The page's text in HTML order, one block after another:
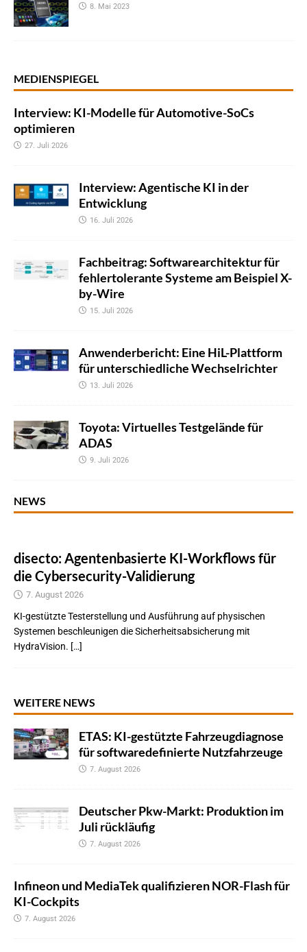
8. Mai 2023
MEDIENSPIEGEL
Interview: KI-Modelle für Automotive-SoCs
optimieren
27. Juli 2026
Interview: Agentische KI in der
Entwicklung
16. Juli 2026
Fachbeitrag: Softwarearchitektur für
fehlertolerante Systeme am Beispiel X-
by-Wire
15. Juli 2026
Anwenderbericht: Eine HiL-Plattform
für unterschiedliche Wechselrichter
13. Juli 2026
Toyota: Virtuelles Testgelände für
ADAS
9. Juli 2026
NEWS
disecto: Agentenbasierte KI-Workflows für
die Cybersecurity-Validierung
7. August 2026
KI-gestützte Testerstellung und Ausführung auf physischen
Systemen beschleunigen die Sicherheitsabsicherung mit
HydraVision. […]
WEITERE NEWS
ETAS: KI-gestützte Fahrzeugdiagnose
für softwaredefinierte Nutzfahrzeuge
7. August 2026
Deutscher Pkw-Markt: Produktion im
Juli rückläufig
7. August 2026
Infineon und MediaTek qualifizieren NOR-Flash für
KI-Cockpits
7. August 2026